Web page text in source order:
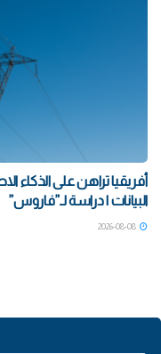
أفريقيا تراهن على الذكاء
البيانات | دراسة لـ”فاروس”